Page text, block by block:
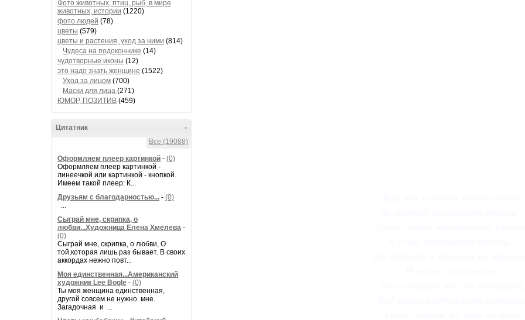
Фото животных, птиц, рыб, в мире
животных, истории (1220)
фото людей (78)
цветы (579)
цветы и растения, уход за ними (814)
Чудеса на подоконнике (14)
чудотворные иконы (12)
это надо знать женщине (1522)
Уход за лицом (700)
Маски для лица (271)
ЮМОР, ПОЗИТИВ (459)
-
Цитатник
Все (19088)
Оформляем плеер картинкой - (0)
Оформляем плеер картинкой -
линеечкой или картинкой - кнопкой.
Имеем такой плеер: К...
Друзьям с благодарностью... - (0)
...
Сыграй мне, скрипка, о
любви...Художница Елена Хмелева -
(0)
Сыграй мне, скрипка, о любви, О
той,которая лишь раз бывает. В своих
аккордах нежно повт...
Моя единственная...Американский
художник Lee Bogle - (0)
Ты моя женщина единственная,
другой совсем не нужно мне.
Загадочная и ...